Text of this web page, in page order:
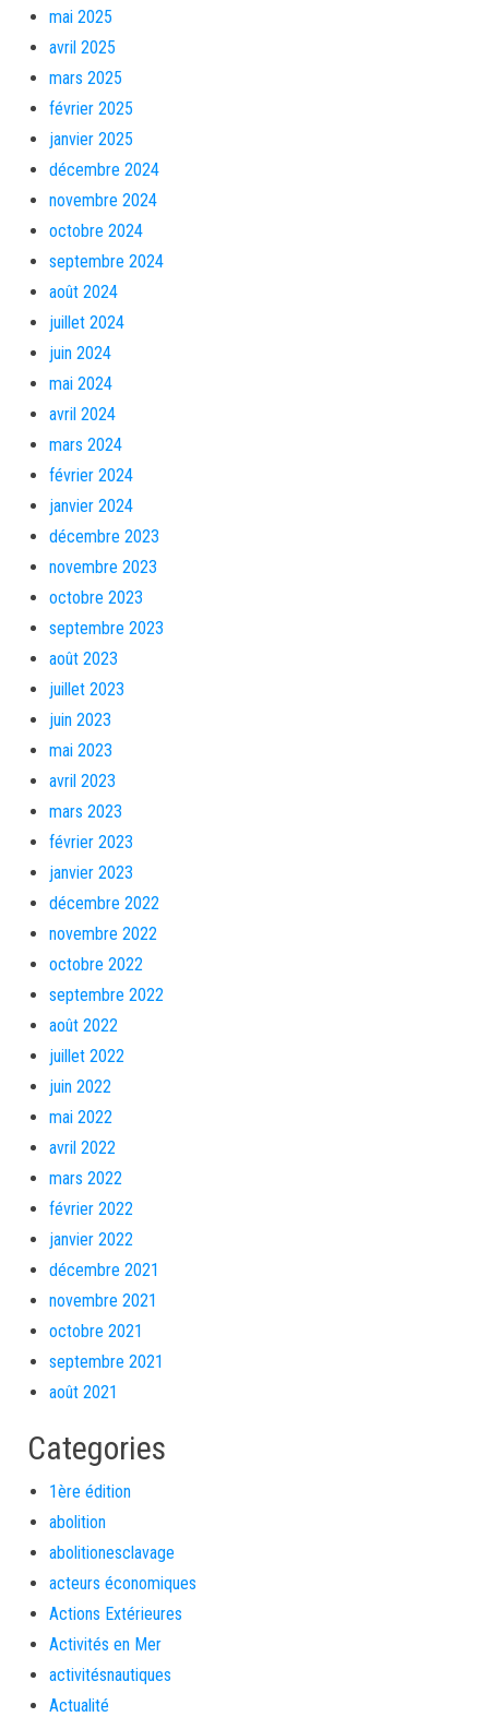
mai 2025
avril 2025
mars 2025
février 2025
janvier 2025
décembre 2024
novembre 2024
octobre 2024
septembre 2024
août 2024
juillet 2024
juin 2024
mai 2024
avril 2024
mars 2024
février 2024
janvier 2024
décembre 2023
novembre 2023
octobre 2023
septembre 2023
août 2023
juillet 2023
juin 2023
mai 2023
avril 2023
mars 2023
février 2023
janvier 2023
décembre 2022
novembre 2022
octobre 2022
septembre 2022
août 2022
juillet 2022
juin 2022
mai 2022
avril 2022
mars 2022
février 2022
janvier 2022
décembre 2021
novembre 2021
octobre 2021
septembre 2021
août 2021
Categories
1ère édition
abolition
abolitionesclavage
acteurs économiques
Actions Extérieures
Activités en Mer
activitésnautiques
Actualité